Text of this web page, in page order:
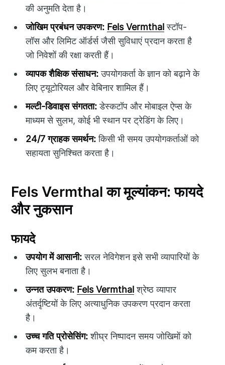
की अनुमति देता है।
जोखिम प्रबंधन उपकरण: Fels Vermthalस्टॉप-
लॉस और लिमिट ऑर्डर्स जैसी सुविधाएं प्रदान करता है
जो निवेशों की रक्षा करती हैं।
व्यापक शैक्षिक संसाधन:उपयोगकर्ता के ज्ञान को बढ़ाने के
लिए ट्यूटोरियल और वेबिनार शामिल हैं।
मल्टी-डिवाइस संगतता:डेस्कटॉप और मोबाइल ऐप्स के
माध्यम से सुलभ, कोई भी स्थान पर ट्रेडिंग के लिए।
24/7 ग्राहक समर्थन:किसी भी समय उपयोगकर्ताओं को
सहायता सुनिश्चित करता है।
Fels Vermthal का मूल्यांकन: फायदे
और नुकसान
फायदे
उपयोग में आसानी:सरल नेविगेशन इसे सभी व्यापारियों के
लिए सुलभ बनाता है।
उन्नत उपकरण: Fels Vermthalश्रेष्ठ व्यापार
अंतर्दृष्टियों के लिए अत्याधुनिक उपकरण प्रदान करता
है।
उच्च गति प्रोसेसिंग:शीघ्र निष्पादन समय जोखिमों को
कम करता है।